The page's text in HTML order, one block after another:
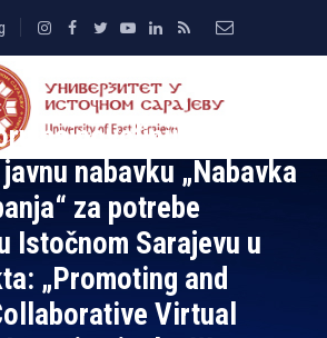
najpovolјnijeg
nabavku „Nabavka
za potrebe
Istočnom Sarajevu u
„Promoting and
Virtual